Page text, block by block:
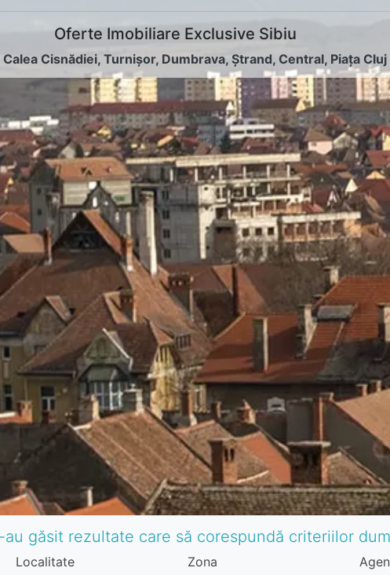
Oferte Imobiliare Exclusive Sibiu
Calea Cisnădiei,Turnișor, Dumbrava,Ștrand,Central, Piața Cluj
găsit rezultate care să corespundă criteriilor
Localitate Zona